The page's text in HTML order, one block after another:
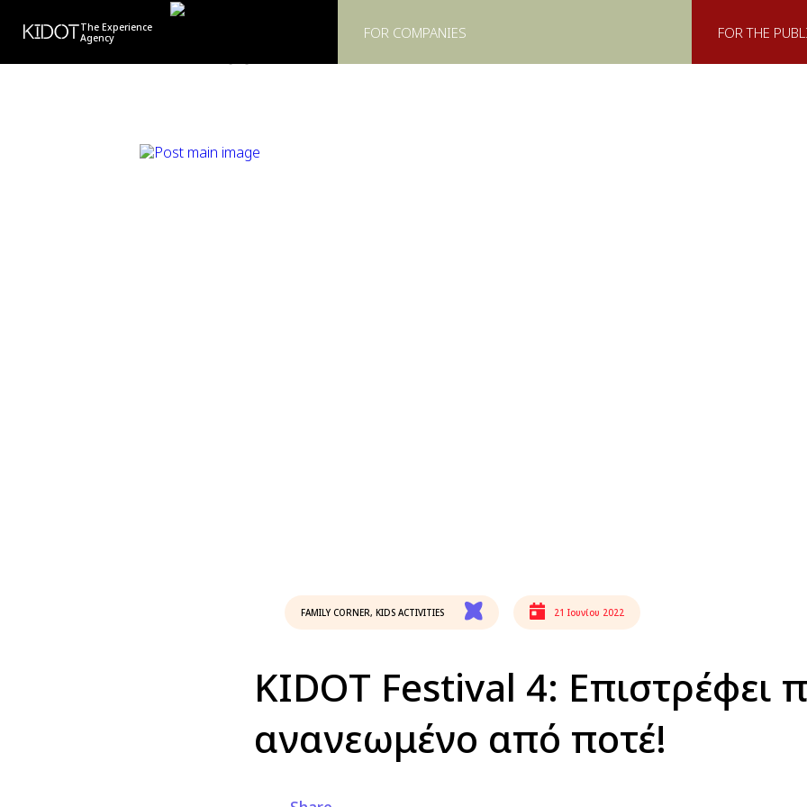
KIDOTThe Experience
Agency
FOR COMPANIES FOR THE
FAMILY CORNER, KIDS ACTIVITIES 21 Ιουνίου 2022
KIDOT Festival 4: Επιστρέφει
ανανεωμένο από ποτέ!